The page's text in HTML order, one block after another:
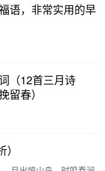
语，非常实用的早
（12首三月诗
留春）